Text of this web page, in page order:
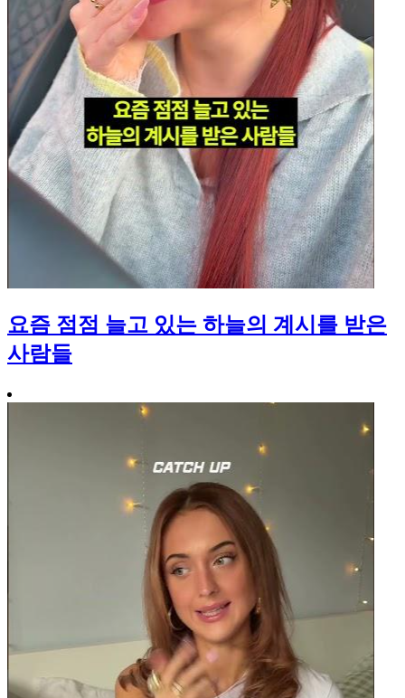
요즘 점점 늘고 있는 하늘의 계시를 받은
사람들